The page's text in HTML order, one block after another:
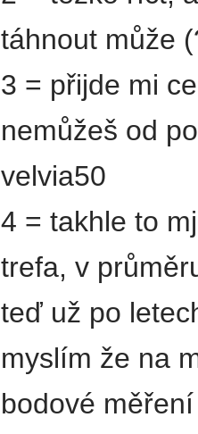
táhnout může
3 = přijde mi
nemůžeš od
velvia50
4 = takhle to
trefa, v
teď už po
myslím že na
bodové